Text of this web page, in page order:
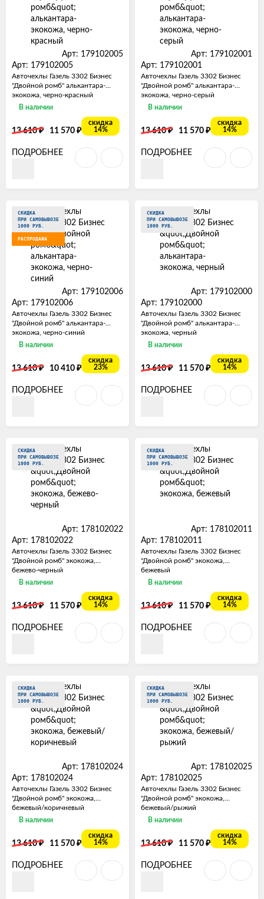
Арт: 179102005
Арт: 179102005
Авточехлы Газель 3302 Бизнес
"Двойной ромб" алькантара-
экокожа, черно-красный
В наличии
13 610₽ 11 570 ₽
скидка
14%
ПОДРОБНЕЕ
Арт: 179102001
Арт: 179102001
Авточехлы Газель 3302 Бизнес
"Двойной ромб" алькантара-
экокожа, черно-серый
В наличии
13 610₽ 11 570 ₽
скидка
14%
ПОДРОБНЕЕ
СКИДКА
ПРИ САМОВЫВОЗЕ
1000 РУБ.
РАСПРОДАЖА
Арт: 179102006
Арт: 179102006
Авточехлы Газель 3302 Бизнес
"Двойной ромб" алькантара-
экокожа, черно-синий
В наличии
13 610₽ 10 410 ₽
скидка
23%
ПОДРОБНЕЕ
СКИДКА
ПРИ САМОВЫВОЗЕ
1000 РУБ.
Арт: 179102000
Арт: 179102000
Авточехлы Газель 3302 Бизнес
"Двойной ромб" алькантара-
экокожа, черный
В наличии
13 610₽ 11 570 ₽
скидка
14%
ПОДРОБНЕЕ
СКИДКА
ПРИ САМОВЫВОЗЕ
1000 РУБ.
Арт: 178102022
Арт: 178102022
Авточехлы Газель 3302 Бизнес
"Двойной ромб" экокожа,
бежево-черный
В наличии
13 610₽ 11 570 ₽
скидка
14%
ПОДРОБНЕЕ
СКИДКА
ПРИ САМОВЫВОЗЕ
1000 РУБ.
Арт: 178102011
Арт: 178102011
Авточехлы Газель 3302 Бизнес
"Двойной ромб" экокожа,
бежевый
В наличии
13 610₽ 11 570 ₽
скидка
14%
ПОДРОБНЕЕ
СКИДКА
ПРИ САМОВЫВОЗЕ
1000 РУБ.
Арт: 178102024
Арт: 178102024
Авточехлы Газель 3302 Бизнес
"Двойной ромб" экокожа,
бежевый/коричневый
В наличии
13 610₽ 11 570 ₽
скидка
14%
ПОДРОБНЕЕ
СКИДКА
ПРИ САМОВЫВОЗЕ
1000 РУБ.
Арт: 178102025
Арт: 178102025
Авточехлы Газель 3302 Бизнес
"Двойной ромб" экокожа,
бежевый/рыжий
В наличии
13 610₽ 11 570 ₽
скидка
14%
ПОДРОБНЕЕ